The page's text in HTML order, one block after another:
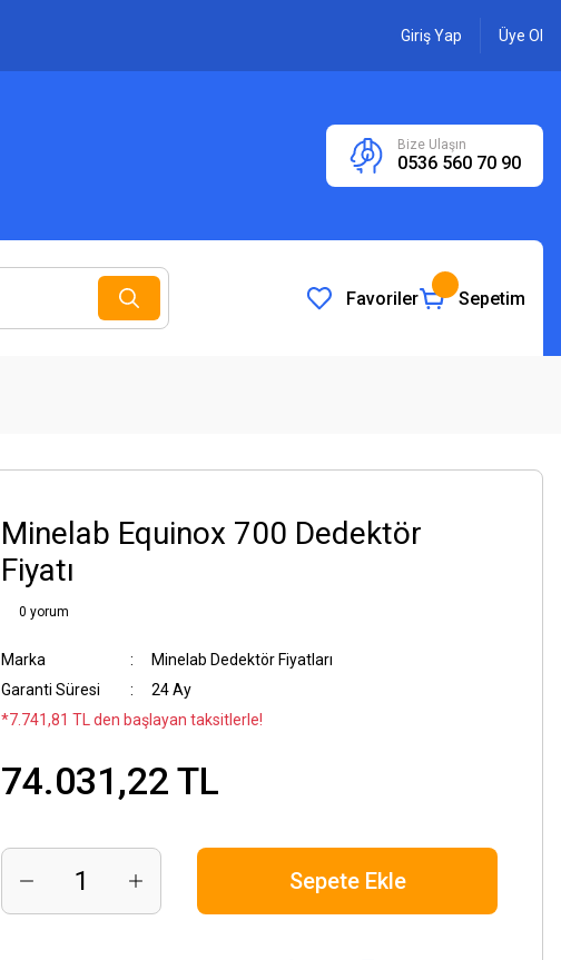
Giriş Yap Üye Ol
Bize Ulaşın
0536 560 70 90
Favoriler Sepetim
Minelab Equinox 700 Dedektör
Fiyatı
0 yorum
Marka
Minelab Dedektör Fiyatları
Garanti Süresi
24 Ay
*7.741,81 TL den başlayan taksitlerle!
74.031,22 TL
Sepete Ekle